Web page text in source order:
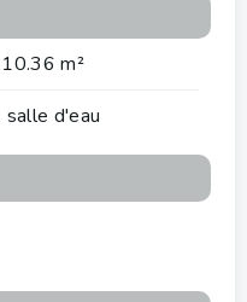
m²
salle d'eau